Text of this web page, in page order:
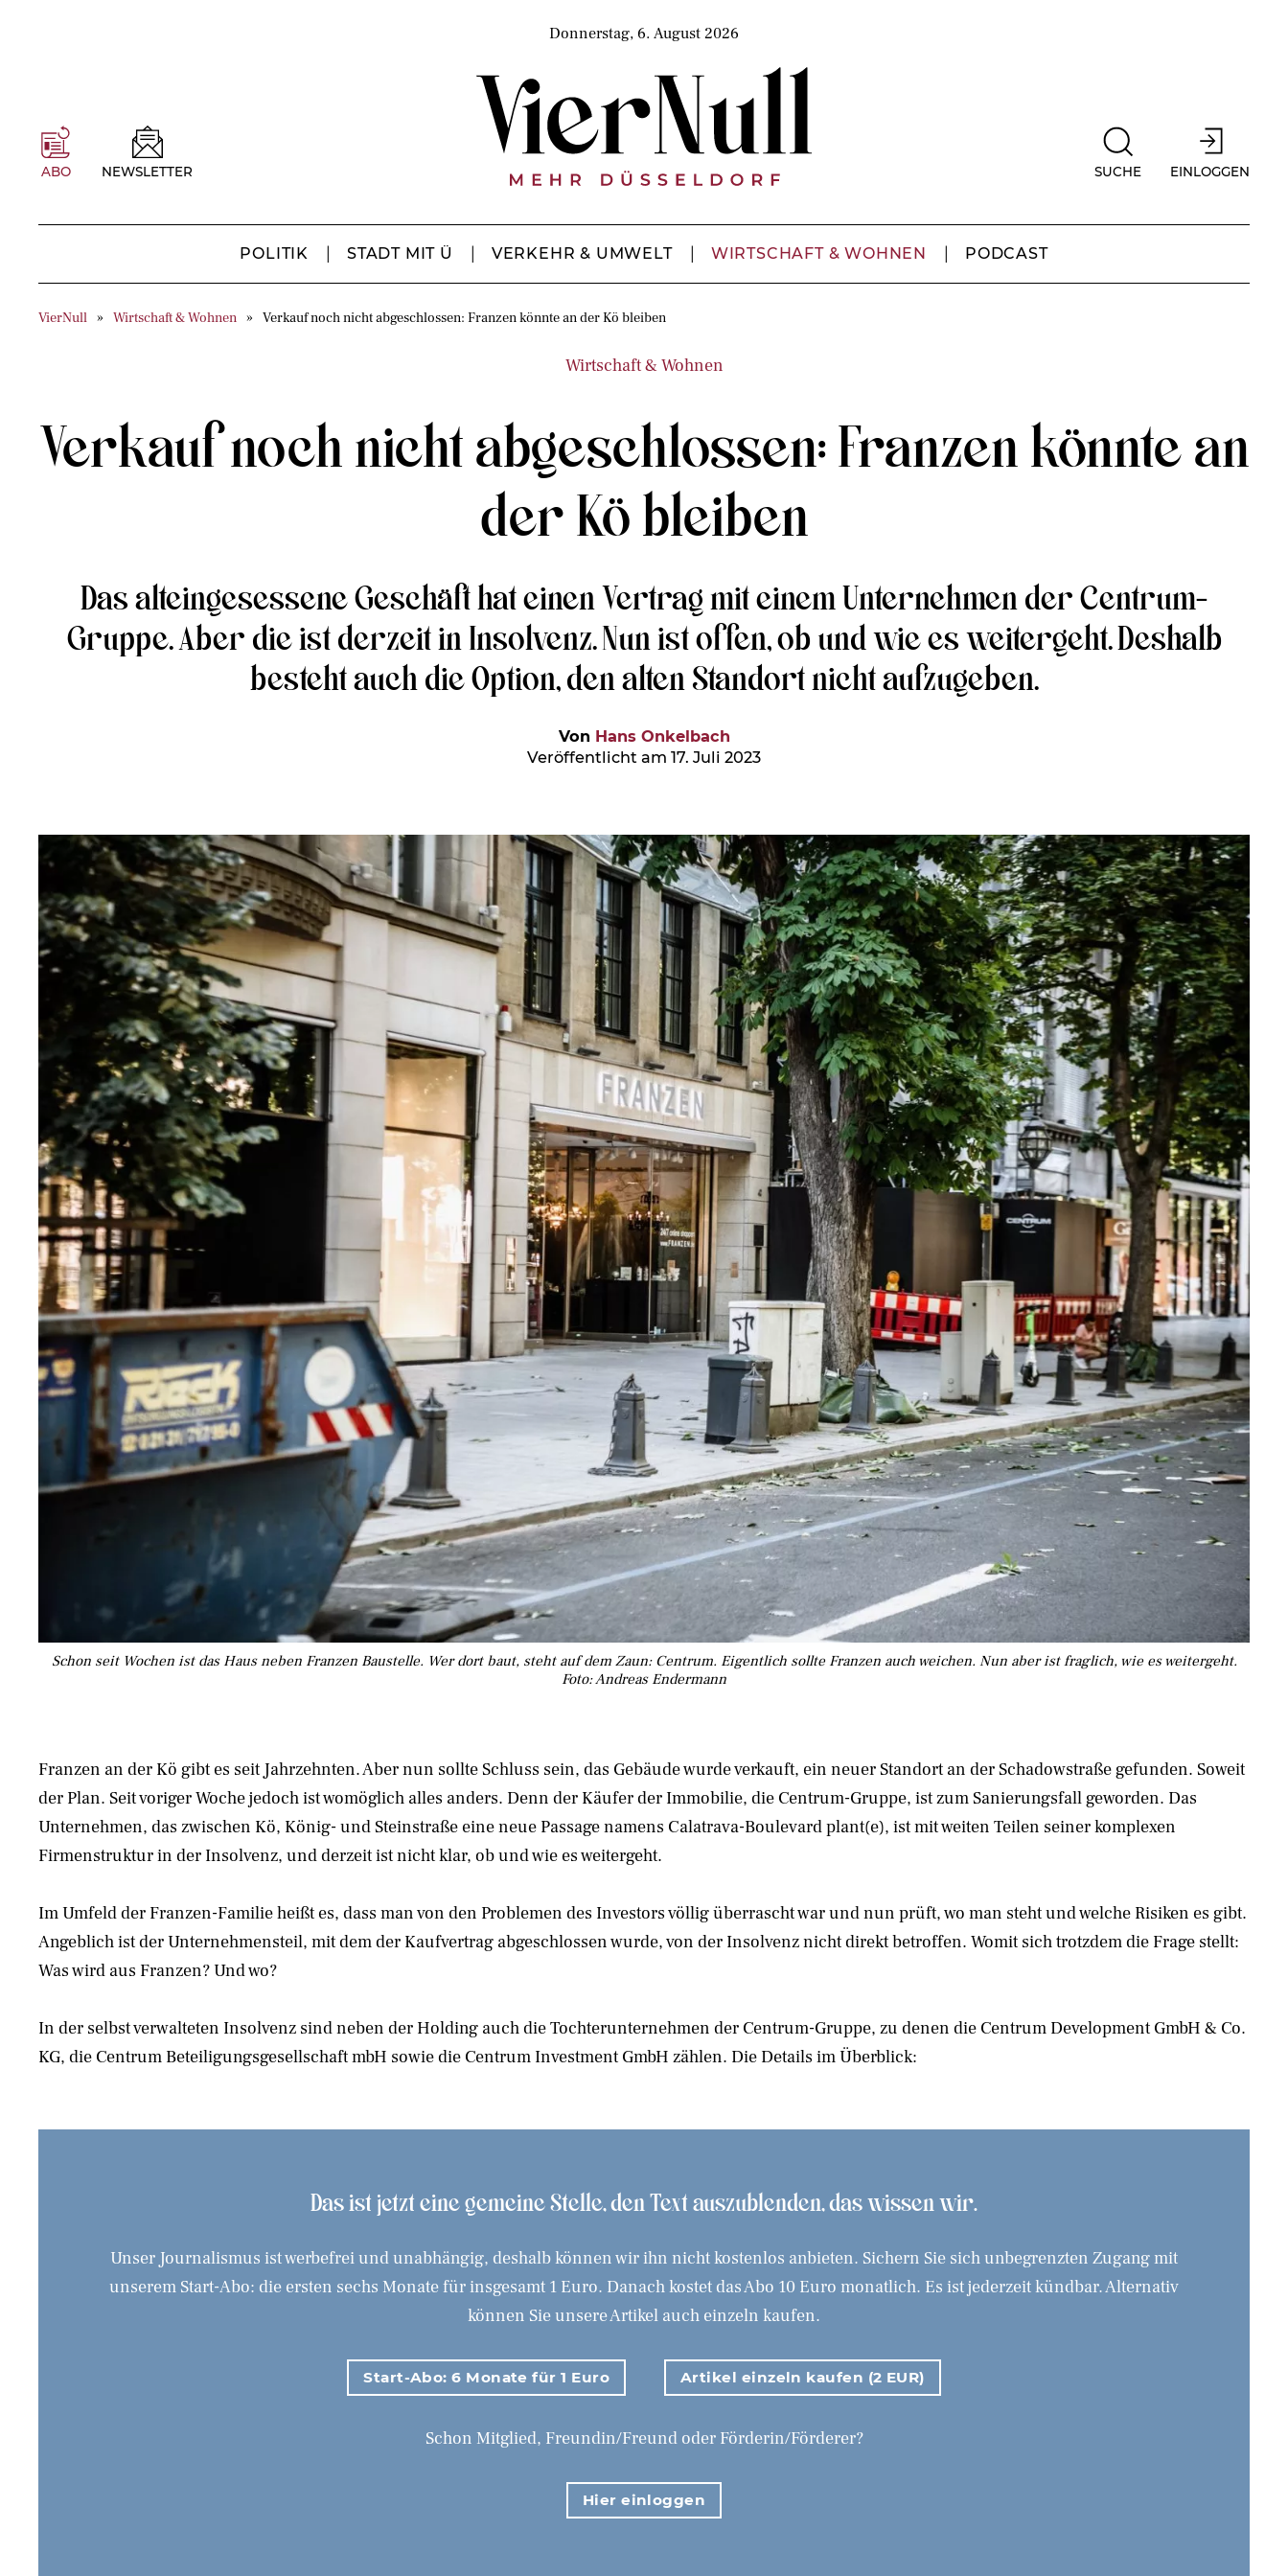
Donnerstag, 6. August 2026
ABO NEWSLETTER SUCHE EINLOGGEN
POLITIK STADT MIT Ü VERKEHR & UMWELT WIRTSCHAFT & WOHNEN PODCAST
VierNull Wirtschaft & Wohnen Verkauf noch nicht abgeschlossen: Franzen könnte an der Kö bleiben
Wirtschaft & Wohnen
Verkauf noch nicht abgeschlossen: Franzen könnte an
der Kö bleiben
Das alteingesessene Geschäft hat einen Vertrag mit einem Unternehmen der Centrum-
Gruppe. Aber die ist derzeit in Insolvenz. Nun ist offen, ob und wie es weitergeht. Deshalb
besteht auch die Option, den alten Standort nicht aufzugeben.
Von Hans Onkelbach
Veröffentlicht am 17. Juli 2023
Schon seit Wochen ist das Haus neben Franzen Baustelle. Wer dort baut, steht auf dem Zaun: Centrum. Eigentlich sollte Franzen auch weichen. Nun aber ist fraglich, wie es weitergeht.
Foto: Andreas Endermann
Franzen an der Kö gibt es seit Jahrzehnten. Aber nun sollte Schluss sein, das Gebäude wurde verkauft, ein neuer Standort an der Schadowstraße gefunden. Soweit
der Plan. Seit voriger Woche jedoch ist womöglich alles anders. Denn der Käufer der Immobilie, die Centrum-Gruppe, ist zum Sanierungsfall geworden. Das
Unternehmen, das zwischen Kö, König- und Steinstraße eine neue Passage namens Calatrava-Boulevard plant(e), ist mit weiten Teilen seiner komplexen
Firmenstruktur in der Insolvenz, und derzeit ist nicht klar, ob und wie es weitergeht.
Im Umfeld der Franzen-Familie heißt es, dass man von den Problemen des Investors völlig überrascht war und nun prüft, wo man steht und welche Risiken es gibt.
Angeblich ist der Unternehmensteil, mit dem der Kaufvertrag abgeschlossen wurde, von der Insolvenz nicht direkt betroffen. Womit sich trotzdem die Frage stellt:
Was wird aus Franzen? Und wo?
In der selbst verwalteten Insolvenz sind neben der Holding auch die Tochterunternehmen der Centrum-Gruppe, zu denen die Centrum Development GmbH & Co.
KG, die Centrum Beteiligungsgesellschaft mbH sowie die Centrum Investment GmbH zählen. Die Details im Überblick:
Das ist jetzt eine gemeine Stelle, den Text auszublenden, das wissen wir.
Unser Journalismus ist werbefrei und unabhängig, deshalb können wir ihn nicht kostenlos anbieten. Sichern Sie sich unbegrenzten Zugang mit
unserem Start-Abo: die ersten sechs Monate für insgesamt 1 Euro. Danach kostet das Abo 10 Euro monatlich. Es ist jederzeit kündbar. Alternativ
können Sie unsere Artikel auch einzeln kaufen.
Start-Abo: 6 Monate für 1 Euro Artikel einzeln kaufen (2 EUR)
Schon Mitglied, Freundin/Freund oder Förderin/Förderer?
Hier einloggen